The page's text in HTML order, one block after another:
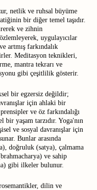
netlik ve ruhsal büyüme
bir diğer temel taşıdır.
ve zihnin
uygulayıcılar
artmış farkındalık
Meditasyon teknikleri,
mantra tekrarı ve
gibi çeşitlilik gösterir.
bir egzersiz değildir;
için ahlaki bir
ve öz farkındalığı
bir yaşam tarzıdır. Yoga'nın
ve sosyal davranışlar için
Bunlar arasında
doğruluk (satya), çalmama
ve sahip
gibi ilkeler bulunur.
dilin ve